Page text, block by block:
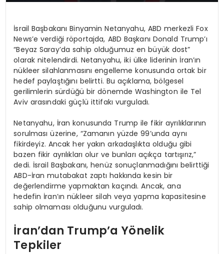
İsrail Başbakanı Binyamin Netanyahu, ABD merkezli Fox
News’e verdiği röportajda, ABD Başkanı Donald Trump’ı
“Beyaz Saray’da sahip olduğumuz en büyük dost”
olarak nitelendirdi. Netanyahu, iki ülke liderinin İran’ın
nükleer silahlanmasını engelleme konusunda ortak bir
hedef paylaştığını belirtti. Bu açıklama, bölgesel
gerilimlerin sürdüğü bir dönemde Washington ile Tel
Aviv arasındaki güçlü ittifakı vurguladı.
Netanyahu, İran konusunda Trump ile fikir ayrılıklarının
sorulması üzerine, “Zamanın yüzde 99’unda aynı
fikirdeyiz. Ancak her yakın arkadaşlıkta olduğu gibi
bazen fikir ayrılıkları olur ve bunları açıkça tartışırız,”
dedi. İsrail Başbakanı, henüz sonuçlanmadığını belirttiği
ABD-İran mutabakat zaptı hakkında kesin bir
değerlendirme yapmaktan kaçındı. Ancak, ana
hedefin İran’ın nükleer silah veya yapma kapasitesine
sahip olmaması olduğunu vurguladı.
İran’dan Trump’a Yönelik
Tepkiler